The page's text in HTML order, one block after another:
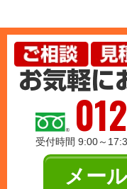
受付時間 9:00～
メー